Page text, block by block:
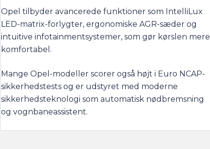
Opel tilbyder avancerede funktioner som IntelliLux
LED-matrix-forlygter, ergonomiske AGR-sæder og
intuitive infotainmentsystemer, som gør kørslen mere
komfortabel.
Mange Opel-modeller scorer også højt i Euro NCAP-
sikkerhedstests og er udstyret med moderne
sikkerhedsteknologi som automatisk nødbremsning
og vognbaneassistent.